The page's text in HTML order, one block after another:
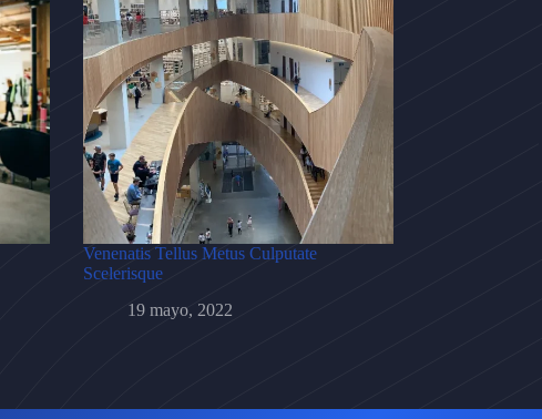
Venenatis Tellus Metus Culputate
Scelerisque
19 mayo, 2022